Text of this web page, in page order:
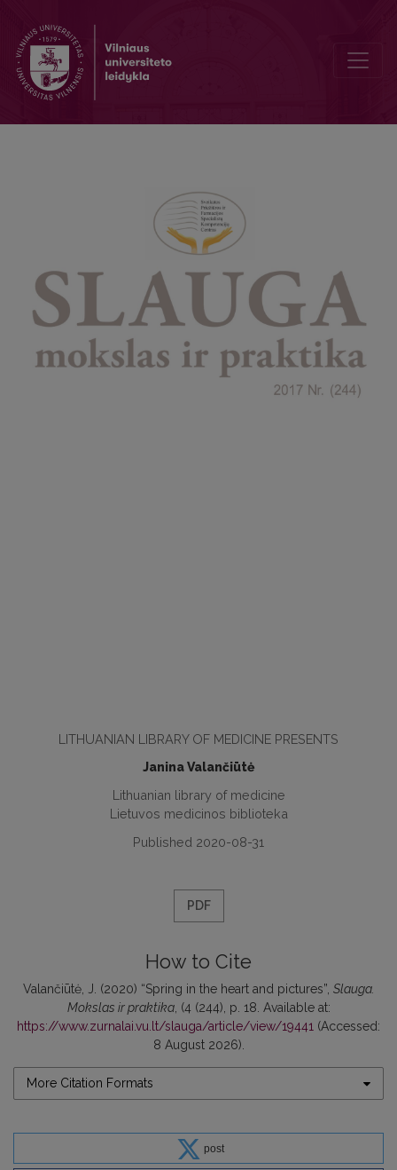
LITHUANIAN LIBRARY OF MEDICINE PRESENTS
Janina Valančiūtė
Lithuanian library of medicine
Lietuvos medicinos biblioteka
Published 2020-08-31
PDF
How to Cite
Valančiūtė, J. (2020) “Spring in the heart and pictures”, Slauga.
Mokslas ir praktika, (4 (244), p. 18. Available at:
https://www.zurnalai.vu.lt/slauga/article/view/19441 (Accessed:
8 August 2026).
More Citation Formats
post